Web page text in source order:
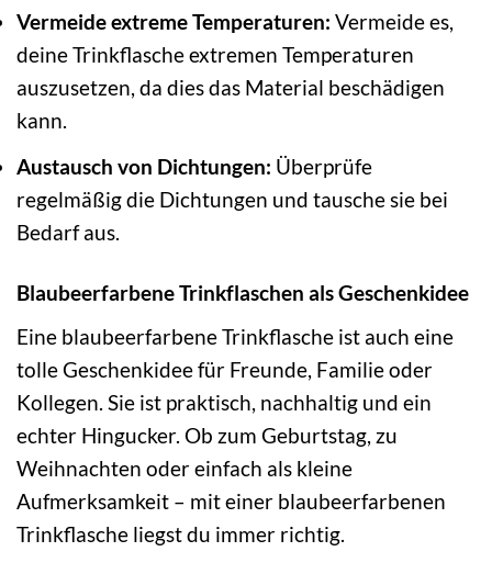
Vermeide extreme Temperaturen: Vermeide es,
deine Trinkflasche extremen Temperaturen
auszusetzen, da dies das Material beschädigen
kann.
Austausch von Dichtungen: Überprüfe
regelmäßig die Dichtungen und tausche sie bei
Bedarf aus.
Blaubeerfarbene Trinkflaschen als Geschenkidee
Eine blaubeerfarbene Trinkflasche ist auch eine
tolle Geschenkidee für Freunde, Familie oder
Kollegen. Sie ist praktisch, nachhaltig und ein
echter Hingucker. Ob zum Geburtstag, zu
Weihnachten oder einfach als kleine
Aufmerksamkeit – mit einer blaubeerfarbenen
Trinkflasche liegst du immer richtig.